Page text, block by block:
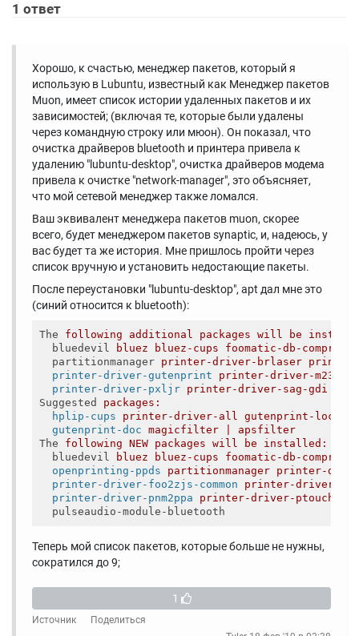
1 ответ
Хорошо, к счастью, менеджер пакетов, который я
использую в Lubuntu, известный как Менеджер пакетов
Muon, имеет список истории удаленных пакетов и их
зависимостей; (включая те, которые были удалены
через командную строку или мюон). Он показал, что
очистка драйверов bluetooth и принтера привела к
удалению "lubuntu-desktop", очистка драйверов модема
привела к очистке "network-manager", это объясняет,
что мой сетевой менеджер также ломался.
Ваш эквивалент менеджера пакетов muon, скорее
всего, будет менеджером пакетов synaptic, и, надеюсь, у
вас будет та же история. Мне пришлось пройти через
список вручную и установить недостающие пакеты.
После переустановки "lubuntu-desktop", apt дал мне это
(синий относится к bluetooth):
The
following additional packages will be
bluedevil
bluez bluez-cups foomatic-db-
partitionmanager printer-driver-brlaser printer-
printer-driver-gutenprint
printer-driver-
printer-driver-pxljr printer-driver-sag-gdi
Suggested
packages:
hplip-cups
printer-driver-all gutenprint-
gutenprint-doc
magicfilter | apsfilter
The
following NEW packages will be installed:
bluedevil
bluez bluez-cups foomatic-db-
openprinting-ppds
partitionmanager printer-
printer-driver-foo2zjs-common
printer-driver-
printer-driver-pnm2ppa
printer-driver-ptouch
pulseaudio-module-bluetooth
Теперь мой список пакетов, которые больше не нужны,
сократился до 9;
1
Источник
Поделиться